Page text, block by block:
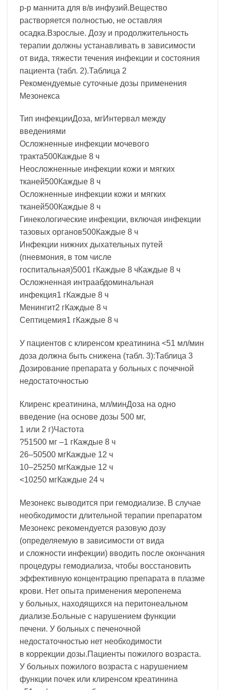
р-р маннита для в/в инфузий.Вещество
растворяется полностью, не оставляя
осадка.Взрослые. Дозу и продолжительность
терапии должны устанавливать в зависимости
от вида, тяжести течения инфекции и состояния
пациента (табл. 2).Таблица 2
Рекомендуемые суточные дозы применения
Мезонекса
Тип инфекцииДоза, мгИнтервал между
введениями
Осложненные инфекции мочевого
тракта500Каждые 8 ч
Неосложненные инфекции кожи и мягких
тканей500Каждые 8 ч
Осложненные инфекции кожи и мягких
тканей500Каждые 8 ч
Гинекологические инфекции, включая инфекции
тазовых органов500Каждые 8 ч
Инфекции нижних дыхательных путей
(пневмония, в том числе
госпитальная)5001 гКаждые 8 чКаждые 8 ч
Осложненная интраабдоминальная
инфекция1 гКаждые 8 ч
Менингит2 гКаждые 8 ч
Септицемия1 гКаждые 8 ч
У пациентов с клиренсом креатинина <51 мл/мин
доза должна быть снижена (табл. 3):Таблица 3
Дозирование препарата у больных с почечной
недостаточностью
Клиренс креатинина, мл/минДоза на одно
введение (на основе дозы 500 мг,
1 или 2 г)Частота
?51500 мг –1 гКаждые 8 ч
26–50500 мгКаждые 12 ч
10–25250 мгКаждые 12 ч
<10250 мгКаждые 24 ч
Мезонекс выводится при гемодиализе. В случае
необходимости длительной терапии препаратом
Мезонекс рекомендуется разовую дозу
(определяемую в зависимости от вида
и сложности инфекции) вводить после окончания
процедуры гемодиализа, чтобы восстановить
эффективную концентрацию препарата в плазме
крови. Нет опыта применения меропенема
у больных, находящихся на перитонеальном
диализе.Больные с нарушением функции
печени. У больных с печеночной
недостаточностью нет необходимости
в коррекции дозы.Пациенты пожилого возраста.
У больных пожилого возраста с нарушением
функции почек или клиренсом креатинина